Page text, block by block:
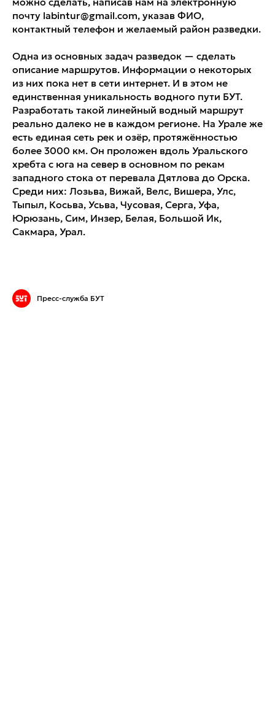
почту labintur@gmail.com, указав ФИО,
контактный телефон и желаемый район разведки.
Одна из основных задач разведок — сделать
описание маршрутов. Информации о некоторых
из них пока нет в сети интернет. И в этом не
единственная уникальность водного пути БУТ.
Разработать такой линейный водный маршрут
реально далеко не в каждом регионе. На Урале же
есть единая сеть рек и озёр, протяжённостью
более 3000 км. Он проложен вдоль Уральского
хребта с юга на север в основном по рекам
западного стока от перевала Дятлова до Орска.
Среди них: Лозьва, Вижай, Велс, Вишера, Улс,
Тыпыл, Косьва, Усьва, Чусовая, Серга, Уфа,
Юрюзань, Сим, Инзер, Белая, Большой Ик,
Сакмара, Урал.
Пресс-служба БУТ